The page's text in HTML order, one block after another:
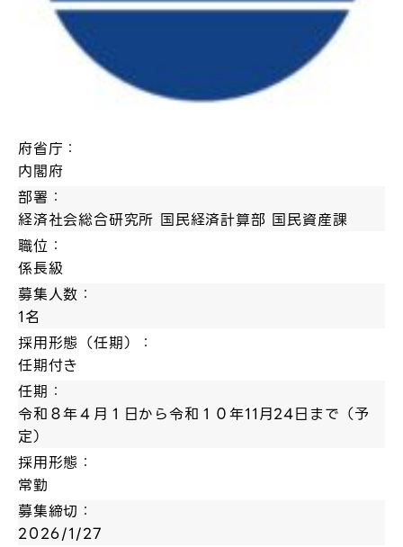
府省庁：
内閣府
部署：
経済社会総合研究所 国民経済計算部 国民資産課
職位：
係長級
募集人数：
1名
採用形態（任期）：
任期付き
任期：
令和８年４月１日から令和１０年11月24日まで（予
定）
採用形態：
常勤
募集締切：
2026/1/27